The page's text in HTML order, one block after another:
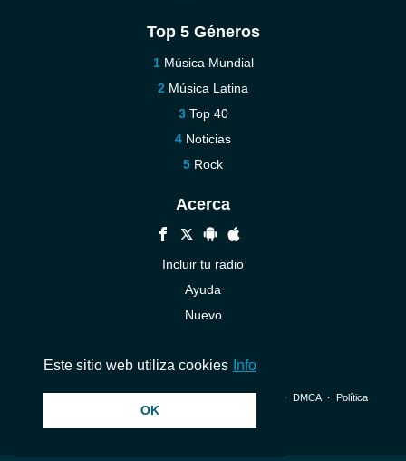
Top 5 Géneros
Música Mundial
Música Latina
Top 40
Noticias
Rock
Acerca
Incluir tu radio
Ayuda
Nuevo
© 2026 InstantAudio. Reservados todos los derechos. ・ DMCA・ Política
Este sitio web utiliza cookies Info
OK